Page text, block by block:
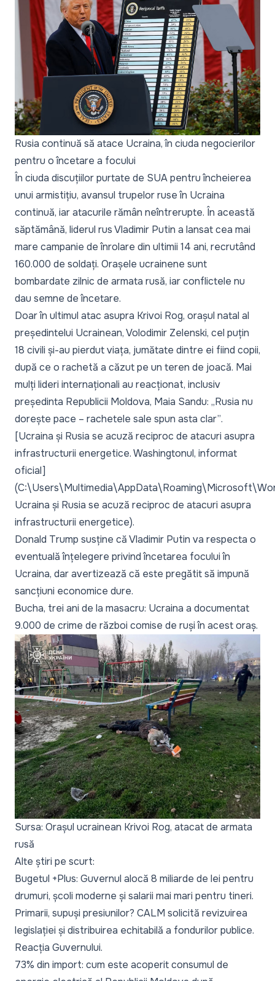
Rusia continuă să atace Ucraina, în ciuda negocierilor
pentru o încetare a focului
În ciuda discuțiilor purtate de SUA pentru încheierea
unui armistițiu, avansul trupelor ruse în Ucraina
continuă, iar atacurile rămân neîntrerupte. În această
săptămână, liderul rusVladimir Putin a lansat cea mai
mare campanie de înrolare din ultimii 14 ani, recrutând
160.000 de soldați. Orașele ucrainene sunt
bombardate zilnic de armata rusă, iar conflictele nu
dau semne de încetare.
Doar în ultimul atac asupra Krivoi Rog, orașul natal al
președintelui Ucrainean, Volodimir Zelenski, cel puțin
18 civili și-au pierdut viața, jumătate dintre ei fiind copii,
după ce o rachetă a căzut pe un teren de joacă. Mai
mulți lideri internaționali au reacționat, inclusiv
președinta Republicii Moldova, Maia Sandu: „Rusia nu
dorește pace – rachetele sale spun asta clar”.
[Ucraina și Rusia se acuză reciproc de atacuri asupra
infrastructurii energetice. Washingtonul, informat
oficial]
Ucraina și Rusia se acuză reciproc de atacuri asupra
infrastructurii energetice).
Donald Trump susține că Vladimir Putin va respecta o
eventuală înțelegere privind încetarea focului în
Ucraina, dar avertizează că este pregătit să impună
sancțiuni economice dure.
Bucha, trei ani de la masacru: Ucraina a documentat
9.000 de crime de război comise de ruși în acest oraș.
Sursa: Orașul ucrainean Krivoi Rog, atacat de armata
rusă
Alte știri pe scurt:
Bugetul +Plus: Guvernul alocă 8 miliarde de lei pentru
drumuri, școli moderne și salarii mai mari pentru tineri.
Primarii, supuși presiunilor? CALM solicită revizuirea
legislației și distribuirea echitabilă a fondurilor publice.
Reacția Guvernului.
73% din import: cum este acoperit consumul de